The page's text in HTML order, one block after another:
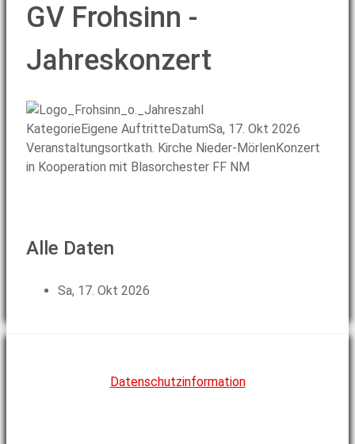
GV Frohsinn -
Jahreskonzert
Kategorie Eigene Auftritte DatumSa, 17. Okt 2026
Veranstaltungsortkath. Kirche Nieder-Mörlen Konzert
in Kooperation mit Blasorchester FF NM
Alle Daten
Sa, 17. Okt 2026
Datenschutzinformation